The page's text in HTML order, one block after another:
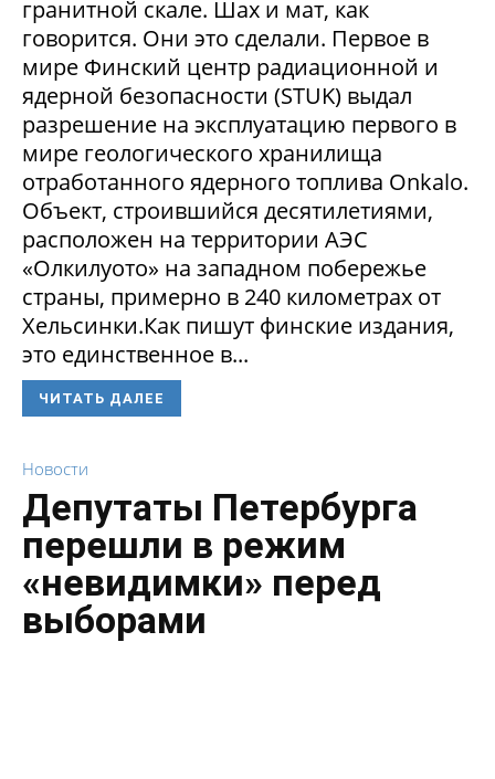
гранитной скале. Шах и мат, как
говорится. Они это сделали. Первое в
мире Финский центр радиационной и
ядерной безопасности (STUK) выдал
разрешение на эксплуатацию первого в
мире геологического хранилища
отработанного ядерного топлива Onkalo.
Объект, строившийся десятилетиями,
расположен на территории АЭС
«Олкилуото» на западном побережье
страны, примерно в 240 километрах от
Хельсинки.Как пишут финские издания,
это единственное в...
ЧИТАТЬ ДАЛЕЕ
Новости
Депутаты Петербурга
перешли в режим
«невидимки» перед
выборами